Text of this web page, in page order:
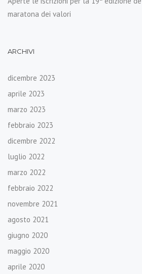
maratona dei valori
ARCHIVI
dicembre 2023
aprile 2023
marzo 2023
febbraio 2023
dicembre 2022
luglio 2022
marzo 2022
febbraio 2022
novembre 2021
agosto 2021
giugno 2020
maggio 2020
aprile 2020